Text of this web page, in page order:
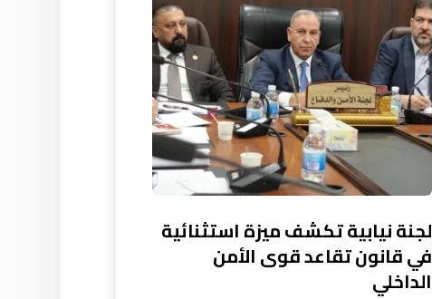
لجنة نيابية تكشف ميزة استثنائية
في قانون تقاعد قوى الأمن
الداخلي